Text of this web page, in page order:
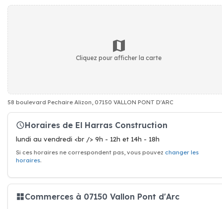
Cliquez pour afficher la carte
58 boulevard Pechaire Alizon, 07150 VALLON PONT D'ARC
Horaires de El Harras Construction
lundi au vendredi <br /> 9h - 12h et 14h - 18h
Si ces horaires ne correspondent pas, vous pouvez changer les
horaires.
Commerces à 07150 Vallon Pont d'Arc